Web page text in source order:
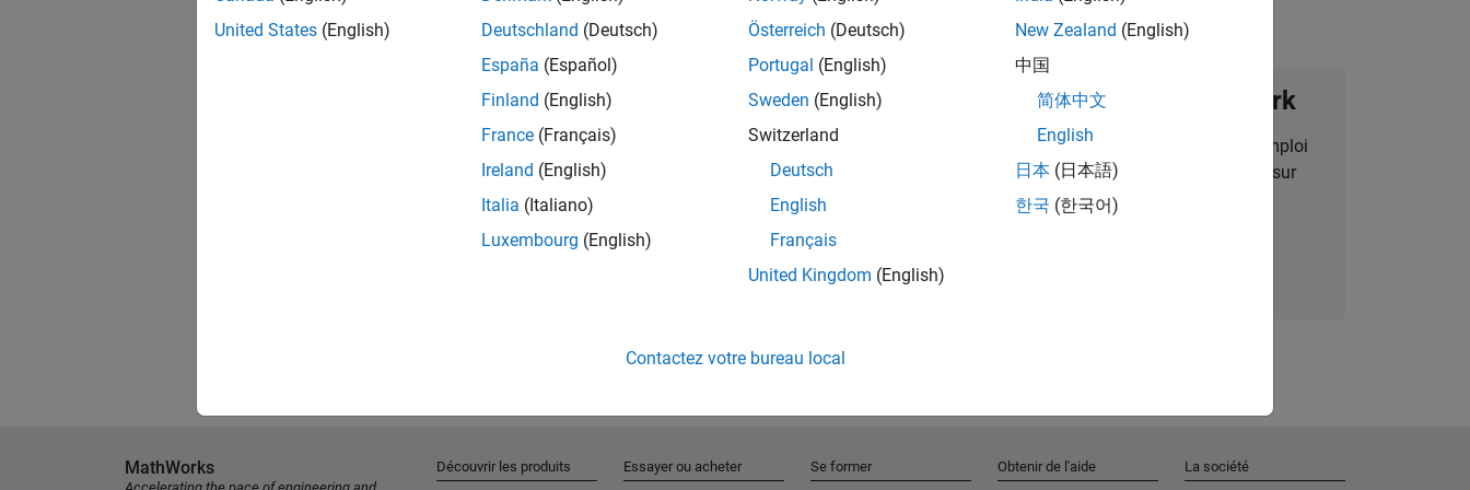
Rejoignez notre Talent Network
Recevez des alertes pour des opportunités d'emploi
personnalisées, des articles et des actualités sur
l'entreprise.
United States (English)
Deutschland (Deutsch)
España (Español)
Finland (English)
France (Français)
Ireland (English)
Italia (Italiano)
Luxembourg (English)
Österreich (Deutsch)
Portugal (English)
Sweden (English)
Switzerland
Deutsch
English
Français
United Kingdom (English)
New Zealand (English)
中国
简体中文
English
日本 (日本語)
한국 (한국어)
Contactez votre bureau local
MathWorks Découvrir les produits Essayer ou acheter Se former Obtenir de l'aide La société